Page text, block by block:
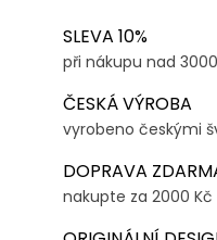
SLEVA 10%
při nákupu nad
ČESKÁ VÝROBA
vyrobeno českými
DOPRAVA
nakupte za 2000